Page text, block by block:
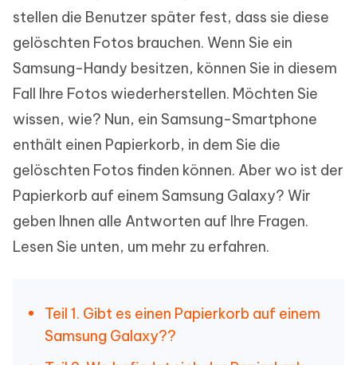
stellen die Benutzer später fest, dass sie diese
gelöschten Fotos brauchen. Wenn Sie ein
Samsung-Handy besitzen, können Sie in diesem
Fall Ihre Fotos wiederherstellen. Möchten Sie
wissen, wie? Nun, ein Samsung-Smartphone
enthält einen Papierkorb, in dem Sie die
gelöschten Fotos finden können. Aber wo ist der
Papierkorb auf einem Samsung Galaxy? Wir
geben Ihnen alle Antworten auf Ihre Fragen.
Lesen Sie unten, um mehr zu erfahren.
Teil 1. Gibt es einen Papierkorb auf einem
Samsung Galaxy??